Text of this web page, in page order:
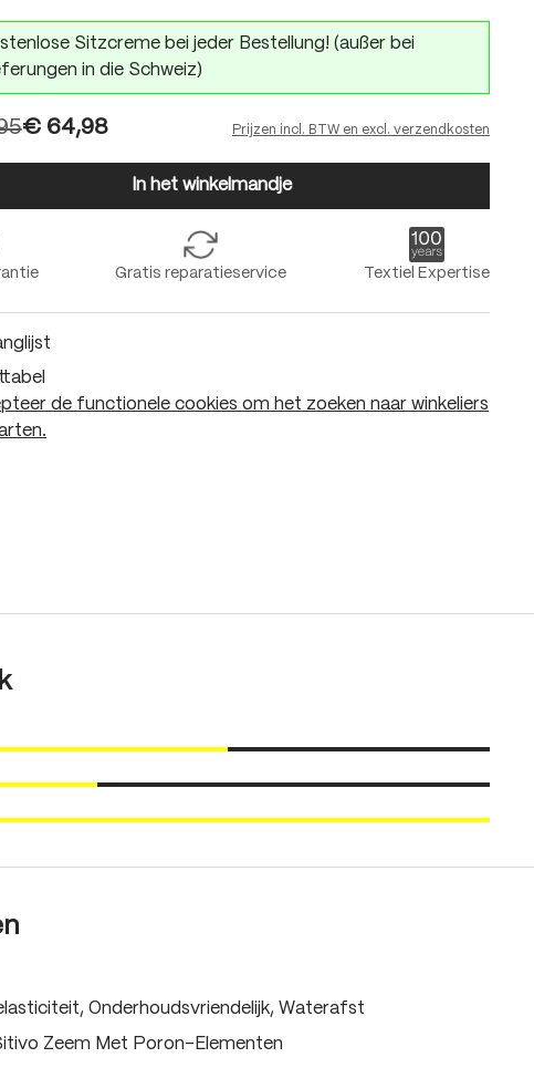
Sitzcreme bei jeder Bestellung! (außer bei
in die Schweiz)
€ 64,98 Prijzen incl. BTW en excl. verzendkosten
In het winkelmandje
Gratis reparatieservice Textiel Expertise
de functionele cookies om het zoeken naar winkeliers
Onderhoudsvriendelijk, Waterafst
Zeem Met Poron-Elementen